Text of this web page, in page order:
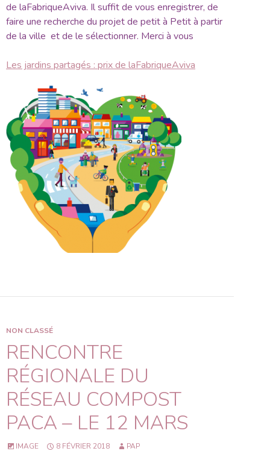
de laFabriqueAviva. Il suffit de vous enregistrer, de
faire une recherche du projet de petit à Petit à partir
de la ville et de le sélectionner. Merci à vous
Les jardins partagés : prix de laFabriqueAviva
NON CLASSÉ
RENCONTRE
RÉGIONALE DU
RÉSEAU COMPOST
PACA – LE 12 MARS
IMAGE 8 FÉVRIER 2018 PAP